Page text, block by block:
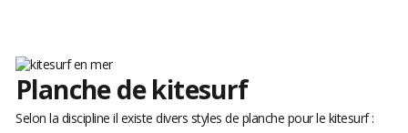
Planche de kitesurf
Selon la discipline il existe divers styles de planche pour le kitesurf :